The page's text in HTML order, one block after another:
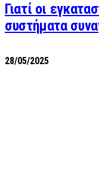
Γιατί οι
συστήματα
28/05/2025